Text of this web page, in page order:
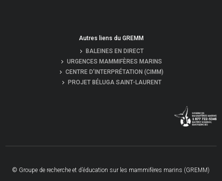
Autres liens du GREMM
BALEINES EN DIRECT
URGENCES MAMMIFÈRES MARINS
CENTRE D’INTERPRÉTATION (CIMM)
PROJET BÉLUGA SAINT-LAURENT
© Groupe de recherche et d’éducation sur les mammifères marins (GREMM)